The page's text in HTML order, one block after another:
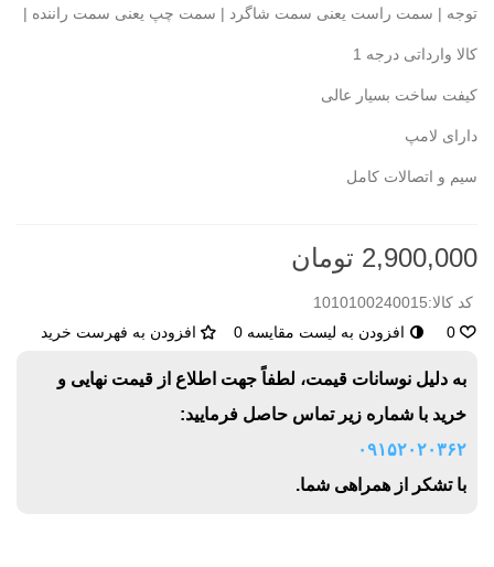
توجه | سمت راست یعنی سمت شاگرد | سمت چپ یعنی سمت راننده |
کالا وارداتی درجه 1
کیفت ساخت بسیار عالی
دارای لامپ
سیم و اتصالات کامل
2,900,000 تومان
کد کالا:1010100240015
0
افزودن به لیست مقایسه 0 افزودن به فهرست خرید
به دلیل نوسانات قیمت، لطفاً جهت اطلاع از قیمت نهایی و
خرید با شماره زیر تماس حاصل فرمایید:
۰۹۱۵۲۰۲۰۳۶۲
با تشکر از همراهی شما.